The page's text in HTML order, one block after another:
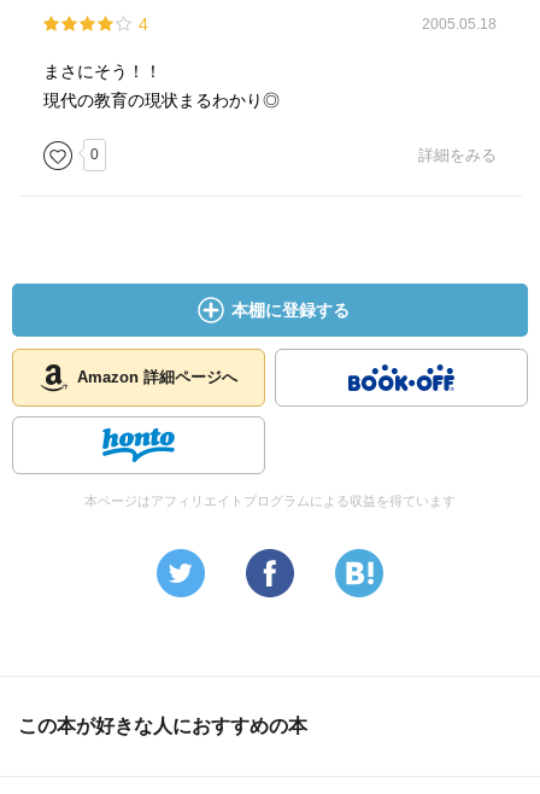
4 2005.05.18
まさにそう！！
現代の教育の現状まるわかり◎
0 詳細をみる
本棚に登録する
Amazon 詳細ページへ
本ページはアフィリエイトプログラムによる収益を得ています
この本が好きな人におすすめの本